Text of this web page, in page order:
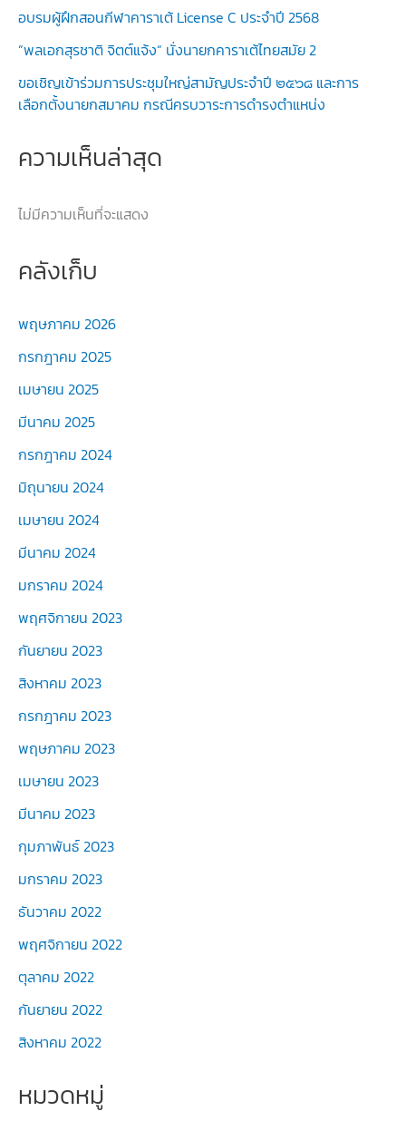
อบรมผู้ฝึกสอนกีฬาคาราเต้ License C ประจำปี 2568
”พลเอกสุรชาติ จิตต์แจ้ง“ นั่งนายกคาราเต้ไทยสมัย 2
ขอเชิญเข้าร่วมการประชุมใหญ่สามัญประจำปี ๒๕๖๘ และการ
เลือกตั้งนายกสมาคม กรณีครบวาระการดำรงตำแหน่ง
ความเห็นล่าสุด
ไม่มีความเห็นที่จะแสดง
คลังเก็บ
พฤษภาคม 2026
กรกฎาคม 2025
เมษายน 2025
มีนาคม 2025
กรกฎาคม 2024
มิถุนายน 2024
เมษายน 2024
มีนาคม 2024
มกราคม 2024
พฤศจิกายน 2023
กันยายน 2023
สิงหาคม 2023
กรกฎาคม 2023
พฤษภาคม 2023
เมษายน 2023
มีนาคม 2023
กุมภาพันธ์ 2023
มกราคม 2023
ธันวาคม 2022
พฤศจิกายน 2022
ตุลาคม 2022
กันยายน 2022
สิงหาคม 2022
หมวดหมู่